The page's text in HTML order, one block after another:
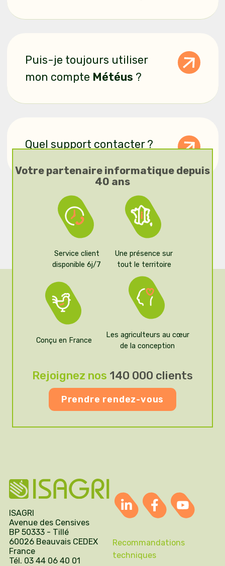
Puis-je toujours utiliser
mon compte Météus ?
Quel support contacter ?
Votre partenaire informatique depuis
40 ans
Service client
disponible 6j/7
Une présence sur
tout le territoire
Conçu en France
Les agriculteurs au cœur
de la conception
Rejoignez nos 140 000 clients
Prendre rendez-vous
ISAGRI
Avenue des Censives
BP 50333 - Tillé
60026 Beauvais CEDEX
France
Tél. 03 44 06 40 01
Recommandations
techniques